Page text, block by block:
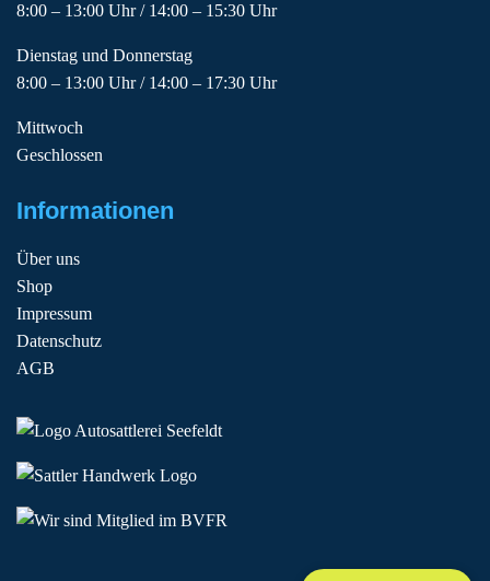
8:00 – 13:00 Uhr / 14:00 – 15:30 Uhr
Dienstag und Donnerstag
8:00 – 13:00 Uhr / 14:00 – 17:30 Uhr
Mittwoch
Geschlossen
Informationen
Über uns
Shop
Impressum
Datenschutz
AGB